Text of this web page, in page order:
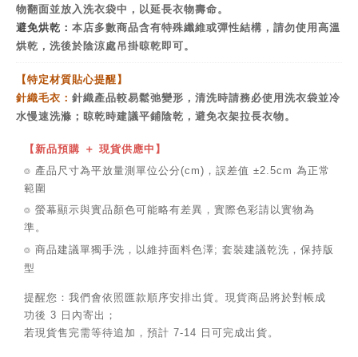
物翻面並放入洗衣袋中，以延長衣物壽命。
避免烘乾： 本店多數商品含有特殊纖維或彈性結構，請勿使用高溫
烘乾，洗後於陰涼處吊掛晾乾即可。
【特定材質貼心提醒】
針織毛衣： 針織產品較易鬆弛變形，清洗時請務必使用洗衣袋並冷
水慢速洗滌；晾乾時建議平鋪陰乾，避免衣架拉長衣物。
【新品預購 ＋ 現貨供應中】
⌾ 產品尺寸為平放量測單位公分(cm)，誤差值 ±2.5cm 為正常
範圍
⌾ 螢幕顯示與實品顏色可能略有差異，實際色彩請以實物為
準。
⌾ 商品建議單獨手洗，以維持面料色澤; 套裝建議乾洗，保持版
型
提醒您：我們會依照匯款順序安排出貨。現貨商品將於對帳成
功後 3 日內寄出；
若現貨售完需等待追加，預計 7-14 日可完成出貨。